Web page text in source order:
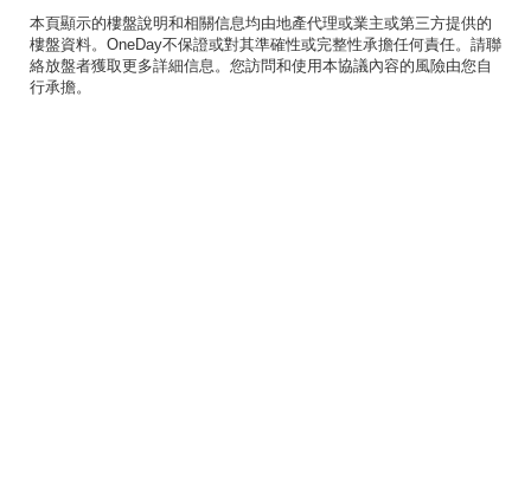
本頁顯示的樓盤說明和相關信息均由地產代理或業主或第三方提供的
樓盤資料。OneDay不保證或對其準確性或完整性承擔任何責任。請聯
絡放盤者獲取更多詳細信息。您訪問和使用本協議內容的風險由您自
行承擔。